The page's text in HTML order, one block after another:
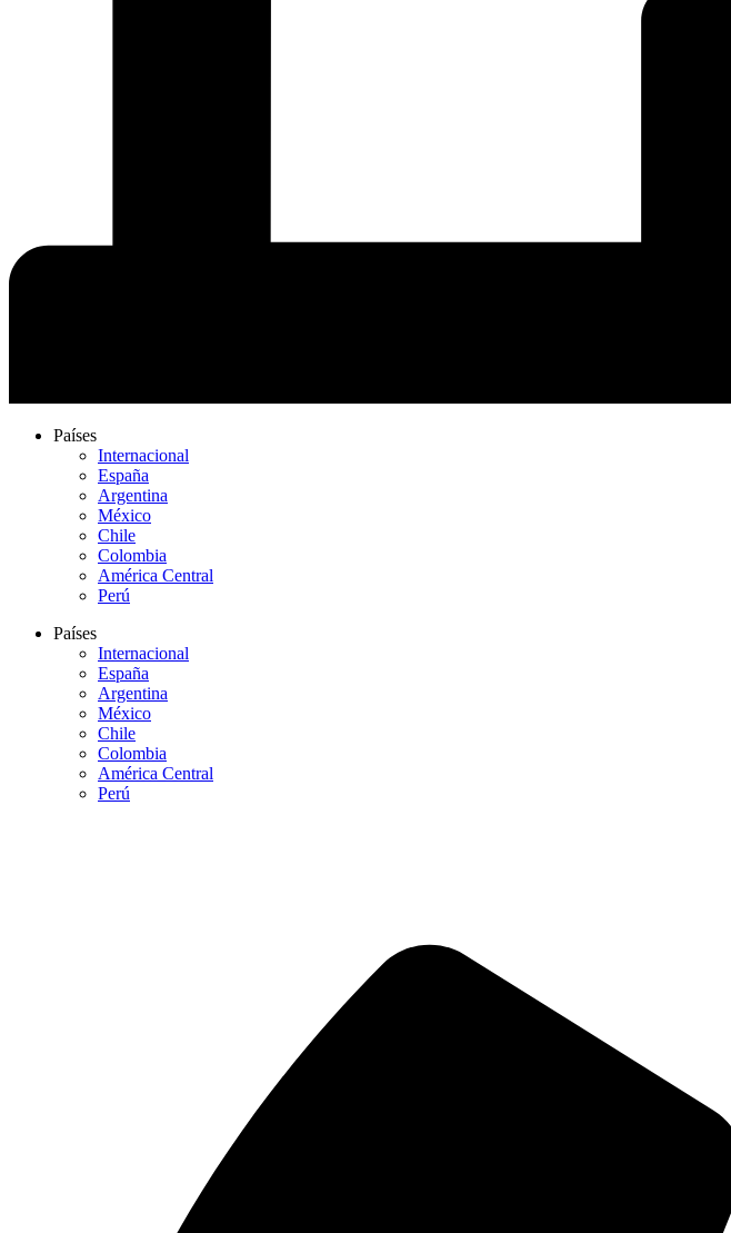
Países
Internacional
España
Argentina
México
Chile
Colombia
América Central
Perú
Países
Internacional
España
Argentina
México
Chile
Colombia
América Central
Perú